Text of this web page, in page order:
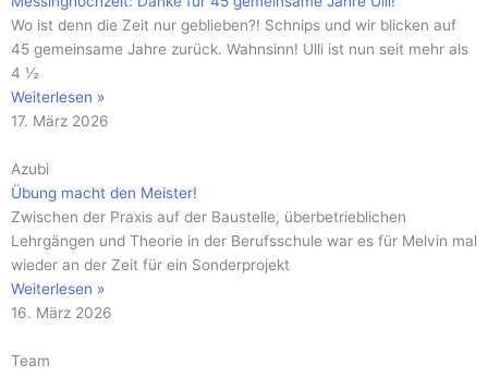
Wo ist denn die Zeit nur geblieben?! Schnips und wir blicken auf
45 gemeinsame Jahre zurück. Wahnsinn! Ulli ist nun seit mehr als
4 ½
Weiterlesen »
17. März 2026
Azubi
Übung macht den Meister!
Zwischen der Praxis auf der Baustelle, überbetrieblichen
Lehrgängen und Theorie in der Berufsschule war es für Melvin mal
wieder an der Zeit für ein Sonderprojekt
Weiterlesen »
16. März 2026
Team